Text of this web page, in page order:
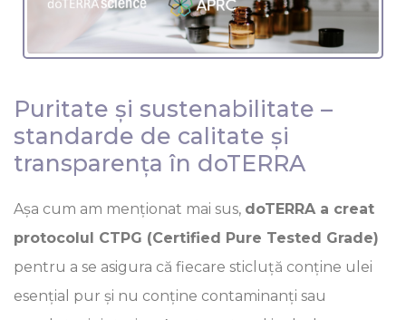
Puritate și sustenabilitate –
standarde de calitate și
transparența în doTERRA
Așa cum am menționat mai sus, doTERRA a creat
protocolul CTPG (Certified Pure Tested Grade)
pentru a se asigura că fiecare sticluță conține ulei
esențial pur și nu conține contaminanți sau